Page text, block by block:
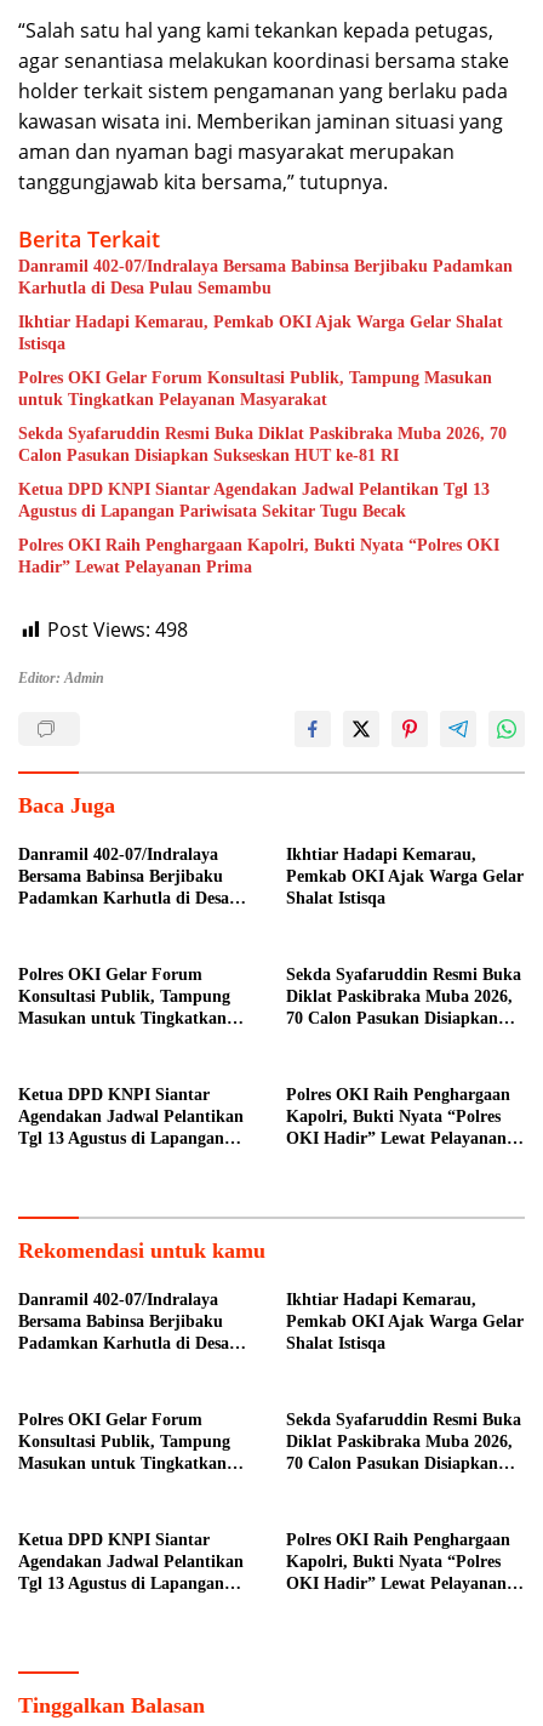
“Salah satu hal yang kami tekankan kepada petugas,
agar senantiasa melakukan koordinasi bersama stake
holder terkait sistem pengamanan yang berlaku pada
kawasan wisata ini. Memberikan jaminan situasi yang
aman dan nyaman bagi masyarakat merupakan
tanggungjawab kita bersama,” tutupnya.
Berita Terkait
Danramil 402-07/Indralaya Bersama Babinsa Berjibaku Padamkan
Karhutla di Desa Pulau Semambu
Ikhtiar Hadapi Kemarau, Pemkab OKI Ajak Warga Gelar Shalat
Istisqa
Polres OKI Gelar Forum Konsultasi Publik, Tampung Masukan
untuk Tingkatkan Pelayanan Masyarakat
Sekda Syafaruddin Resmi Buka Diklat Paskibraka Muba 2026, 70
Calon Pasukan Disiapkan Sukseskan HUT ke-81 RI
Ketua DPD KNPI Siantar Agendakan Jadwal Pelantikan Tgl 13
Agustus di Lapangan Pariwisata Sekitar Tugu Becak
Polres OKI Raih Penghargaan Kapolri, Bukti Nyata “Polres OKI
Hadir” Lewat Pelayanan Prima
Post Views: 498
Editor: Admin
Baca Juga
Danramil 402-07/Indralaya
Bersama Babinsa Berjibaku
Padamkan Karhutla di Desa
Ikhtiar Hadapi Kemarau,
Pemkab OKI Ajak Warga Gelar
Shalat Istisqa
Polres OKI Gelar Forum
Konsultasi Publik, Tampung
Masukan untuk Tingkatkan
Sekda Syafaruddin Resmi Buka
Diklat Paskibraka Muba 2026,
70 Calon Pasukan Disiapkan
Ketua DPD KNPI Siantar
Agendakan Jadwal Pelantikan
Tgl 13 Agustus di Lapangan
Polres OKI Raih Penghargaan
Kapolri, Bukti Nyata “Polres
OKI Hadir” Lewat Pelayanan
Rekomendasi untuk kamu
Danramil 402-07/Indralaya
Bersama Babinsa Berjibaku
Padamkan Karhutla di Desa
Ikhtiar Hadapi Kemarau,
Pemkab OKI Ajak Warga Gelar
Shalat Istisqa
Polres OKI Gelar Forum
Konsultasi Publik, Tampung
Masukan untuk Tingkatkan
Sekda Syafaruddin Resmi Buka
Diklat Paskibraka Muba 2026,
70 Calon Pasukan Disiapkan
Ketua DPD KNPI Siantar
Agendakan Jadwal Pelantikan
Tgl 13 Agustus di Lapangan
Polres OKI Raih Penghargaan
Kapolri, Bukti Nyata “Polres
OKI Hadir” Lewat Pelayanan
Tinggalkan Balasan